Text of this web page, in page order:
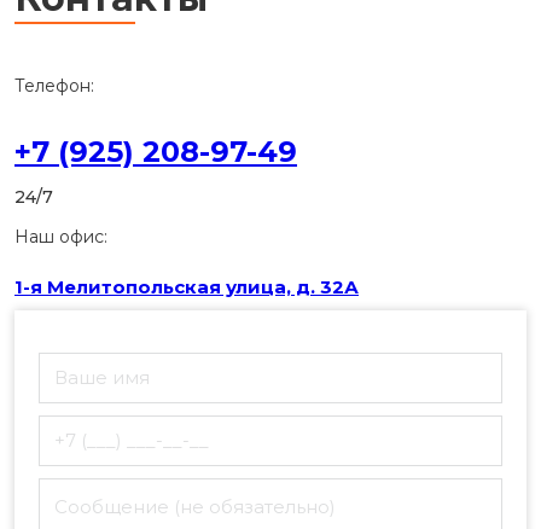
Телефон:
+7 (925) 208-97-49
24/7
Наш офис:
1-я Мелитопольская улица, д. 32А